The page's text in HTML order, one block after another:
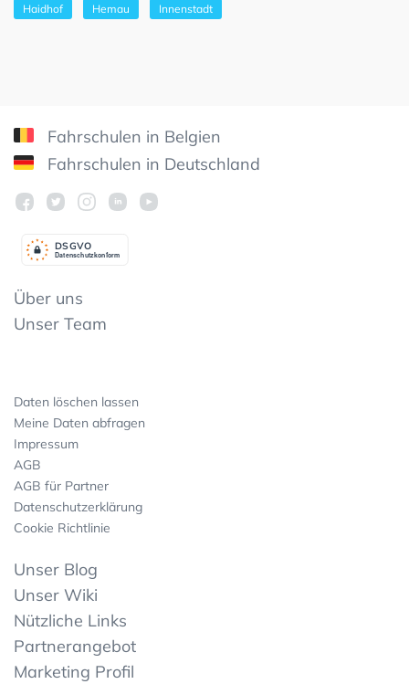
Haidhof Hemau Innenstadt
Fahrschulen in Belgien
Fahrschulen in Deutschland
Datenschutzkonform
DSGVO
Über uns
Unser Team
Daten löschen lassen
Meine Daten abfragen
Impressum
AGB
AGB für Partner
Datenschutzerklärung
Cookie Richtlinie
Unser Blog
Unser Wiki
Nützliche Links
Partnerangebot
Marketing Profil